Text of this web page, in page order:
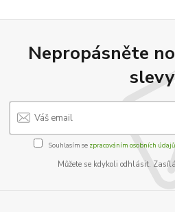
Nepropásněte
Souhlasím se zpracováním osobních údajů
Můžete se kdykoli odhlásit.